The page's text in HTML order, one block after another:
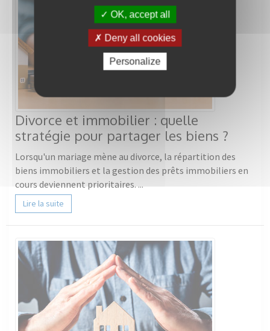
Divorce et immobilier : quelle
stratégie pour partager les biens ?
Lorsqu'un mariage mène au divorce, la répartition des
biens immobiliers et la gestion des prêts immobiliers en
cours deviennent prioritaires. ...
Lire la suite
OK, accept all
Deny all cookies
Personalize